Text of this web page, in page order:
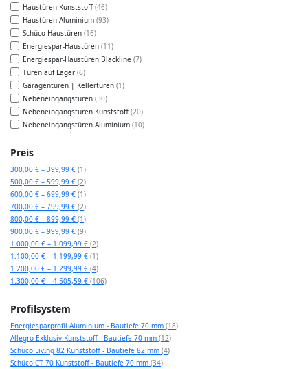
Haustüren Kunststoff 46
Haustüren Aluminium 93
Schüco Haustüren 16
Energiespar-Haustüren 11
Energiespar-Haustüren Blackline 7
Türen auf Lager 6
Garagentüren | Kellertüren 1
Nebeneingangstüren 30
Nebeneingangstüren Kunststoff 20
Nebeneingangstüren Aluminium 10
Preis
300,00 € – 399,99 € 1Artikel
500,00 € – 599,99 € 2Artikel
600,00 € – 699,99 € 1Artikel
700,00 € – 799,99 € 2Artikel
800,00 € – 899,99 € 1Artikel
900,00 € – 999,99 € 9Artikel
1.000,00 € – 1.099,99 € 2Artikel
1.100,00 € – 1.199,99 € 1Artikel
1.200,00 € – 1.299,99 € 4Artikel
1.300,00 € – 4.505,59 € 106Artikel
Profilsystem
Energiesparprofil Aluminium - Bautiefe 70 mm 18Artikel
Allegro Exklusiv Kunststoff - Bautiefe 70 mm 12Artikel
Schüco LivIng 82 Kunststoff - Bautiefe 82 mm 4Artikel
Schüco CT 70 Kunststoff - Bautiefe 70 mm 34Artikel